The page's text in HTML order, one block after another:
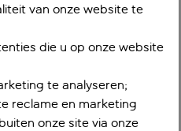
van onze website te
die u op onze website
te analyseren;
reclame en marketing
onze site via onze